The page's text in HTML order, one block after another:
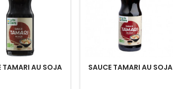
TAMARI AU SOJA SAUCE TAMARI AU SOJA